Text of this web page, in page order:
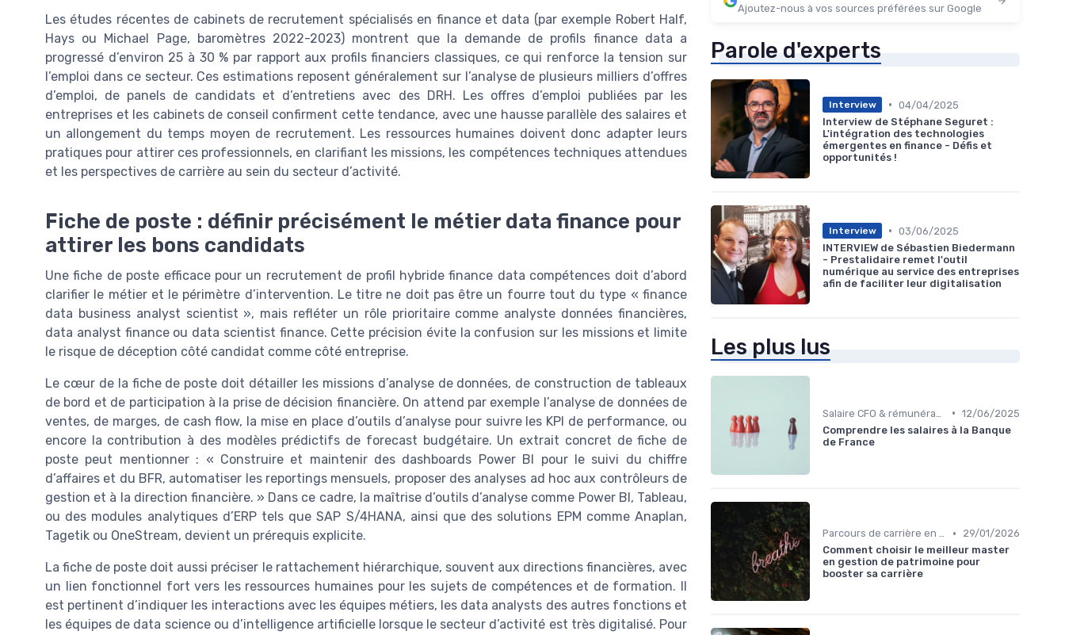
Les études récentes de cabinets de recrutement spécialisés en finance et data (par exemple Robert Half,
Hays ou Michael Page, baromètres 2022-2023) montrent que la demande de profils finance data a
progressé d’environ 25 à 30 % par rapport aux profils financiers classiques, ce qui renforce la tension sur
l’emploi dans ce secteur. Ces estimations reposent généralement sur l’analyse de plusieurs milliers d’offres
d’emploi, de panels de candidats et d’entretiens avec des DRH. Les offres d’emploi publiées par les
entreprises et les cabinets de conseil confirment cette tendance, avec une hausse parallèle des salaires et
un allongement du temps moyen de recrutement. Les ressources humaines doivent donc adapter leurs
pratiques pour attirer ces professionnels, en clarifiant les missions, les compétences techniques attendues
et les perspectives de carrière au sein du secteur d’activité.
Fiche de poste : définir précisément le métier data finance pour
attirer les bons candidats
Une fiche de poste efficace pour un recrutement de profil hybride finance data compétences doit d’abord
clarifier le métier et le périmètre d’intervention. Le titre ne doit pas être un fourre tout du type « finance
data business analyst scientist », mais refléter un rôle prioritaire comme analyste données financières,
data analyst finance ou data scientist finance. Cette précision évite la confusion sur les missions et limite
le risque de déception côté candidat comme côté entreprise.
Le cœur de la fiche de poste doit détailler les missions d’analyse de données, de construction de tableaux
de bord et de participation à la prise de décision financière. On attend par exemple l’analyse de données de
ventes, de marges, de cash flow, la mise en place d’outils d’analyse pour suivre les KPI de performance, ou
encore la contribution à des modèles prédictifs de forecast budgétaire. Un extrait concret de fiche de
poste peut mentionner : « Construire et maintenir des dashboards Power BI pour le suivi du chiffre
d’affaires et du BFR, automatiser les reportings mensuels, proposer des analyses ad hoc aux contrôleurs de
gestion et à la direction financière. » Dans ce cadre, la maîtrise d’outils d’analyse comme Power BI, Tableau,
ou des modules analytiques d’ERP tels que SAP S/4HANA, ainsi que des solutions EPM comme Anaplan,
Tagetik ou OneStream, devient un prérequis explicite.
La fiche de poste doit aussi préciser le rattachement hiérarchique, souvent aux directions financières, avec
un lien fonctionnel fort vers les ressources humaines pour les sujets de compétences et de formation. Il
est pertinent d’indiquer les interactions avec les équipes métiers, les data analysts des autres fonctions et
les équipes de data science ou d’intelligence artificielle lorsque le secteur d’activité est très digitalisé. Pour
Ajoutez-nous à vos sources préférées sur Google
Parole d'experts
Interview • 04/04/2025
Interview de Stéphane Seguret :
L'intégration des technologies
émergentes en finance - Défis et
opportunités !
Interview • 03/06/2025
INTERVIEW de Sébastien Biedermann
- Prestalidaire remet l'outil
numérique au service des entreprises
afin de faciliter leur digitalisation
Les plus lus
• 12/06/2025
Comprendre les salaires à la Banque
de France
Parcours de carrière en finance •
29/01/2026
Comment choisir le meilleur master
en gestion de patrimoine pour
booster sa carrière